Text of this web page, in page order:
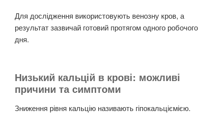
Для дослідження використовують венозну кров, а
результат зазвичай готовий протягом одного робочого
дня.
Низький кальцій в крові: можливі
причини та симптоми
Зниження рівня кальцію називають гіпокальціємією.